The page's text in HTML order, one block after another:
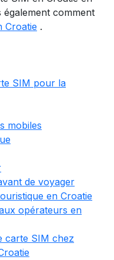
comment
Croatie .
SIM pour la
mobiles
de voyager
en Croatie
opérateurs en
carte SIM chez